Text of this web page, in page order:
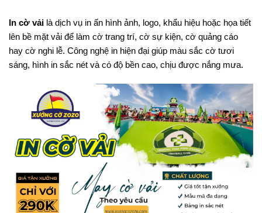
In cờ vải là dịch vụ in ấn hình ảnh, logo, khẩu hiệu hoặc họa tiết
lên bề mặt vải để làm cờ trang trí, cờ sự kiện, cờ quảng cáo
hay cờ nghi lễ. Công nghệ in hiện đại giúp màu sắc cờ tươi
sáng, hình in sắc nét và có độ bền cao, chịu được nắng mưa.